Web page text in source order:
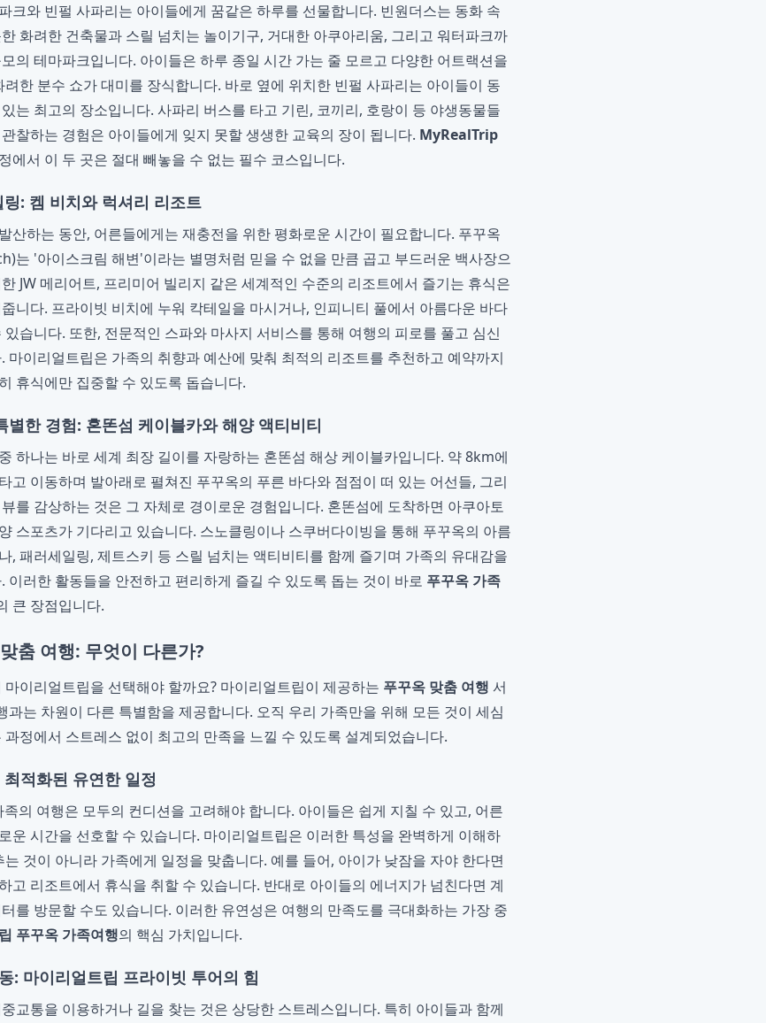
크와 빈펄 사파리는 아이들에게 꿈같은 하루를 선물합니다. 빈원더스는 동화 속
화려한 건축물과 스릴 넘치는 놀이기구, 거대한 아쿠아리움, 그리고 워터파크까
의 테마파크입니다. 아이들은 하루 종일 시간 가는 줄 모르고 다양한 어트랙션을
한 분수 쇼가 대미를 장식합니다. 바로 옆에 위치한 빈펄 사파리는 아이들이 동
는 최고의 장소입니다. 사파리 버스를 타고 기린, 코끼리, 호랑이 등 야생동물들
찰하는 경험은 아이들에게 잊지 못할 생생한 교육의 장이 됩니다. MyRealTrip
에서 이 두 곳은 절대 빼놓을 수 없는 필수 코스입니다.
: 켐 비치와 럭셔리 리조트
산하는 동안, 어른들에게는 재충전을 위한 평화로운 시간이 필요합니다. 푸꾸옥
는 '아이스크림 해변'이라는 별명처럼 믿을 수 없을 만큼 곱고 부드러운 백사장으
JW 메리어트, 프리미어 빌리지 같은 세계적인 수준의 리조트에서 즐기는 휴식은
니다. 프라이빗 비치에 누워 칵테일을 마시거나, 인피니티 풀에서 아름다운 바다
습니다. 또한, 전문적인 스파와 마사지 서비스를 통해 여행의 피로를 풀고 심신
마이리얼트립은 가족의 취향과 예산에 맞춰 최적의 리조트를 추천하고 예약까지
휴식에만 집중할 수 있도록 돕습니다.
별한 경험: 혼똔섬 케이블카와 해양 액티비티
하나는 바로 세계 최장 길이를 자랑하는 혼똔섬 해상 케이블카입니다. 약 8km에
고 이동하며 발아래로 펼쳐진 푸꾸옥의 푸른 바다와 점점이 떠 있는 어선들, 그리
를 감상하는 것은 그 자체로 경이로운 경험입니다. 혼똔섬에 도착하면 아쿠아토
스포츠가 기다리고 있습니다. 스노클링이나 스쿠버다이빙을 통해 푸꾸옥의 아름
, 패러세일링, 제트스키 등 스릴 넘치는 액티비티를 함께 즐기며 가족의 유대감을
이러한 활동들을 안전하고 편리하게 즐길 수 있도록 돕는 것이 바로 푸꾸옥 가족
큰 장점입니다.
춤 여행: 무엇이 다른가?
이리얼트립을 선택해야 할까요? 마이리얼트립이 제공하는 푸꾸옥 맞춤 여행 서
과는 차원이 다른 특별함을 제공합니다. 오직 우리 가족만을 위해 모든 것이 세심
정에서 스트레스 없이 최고의 만족을 느낄 수 있도록 설계되었습니다.
적화된 유연한 일정
의 여행은 모두의 컨디션을 고려해야 합니다. 아이들은 쉽게 지칠 수 있고, 어른
운 시간을 선호할 수 있습니다. 마이리얼트립은 이러한 특성을 완벽하게 이해하
것이 아니라 가족에게 일정을 맞춥니다. 예를 들어, 아이가 낮잠을 자야 한다면
고 리조트에서 휴식을 취할 수 있습니다. 반대로 아이들의 에너지가 넘친다면 계
를 방문할 수도 있습니다. 이러한 유연성은 여행의 만족도를 극대화하는 가장 중
푸꾸옥 가족여행의 핵심 가치입니다.
: 마이리얼트립 프라이빗 투어의 힘
교통을 이용하거나 길을 찾는 것은 상당한 스트레스입니다. 특히 아이들과 함께